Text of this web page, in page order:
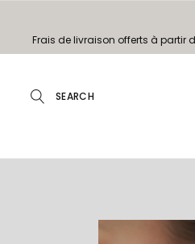
Frais de livraison offerts à partir